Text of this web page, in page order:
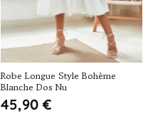
Robe Longue Style Bohème
Blanche Dos Nu
45,90 €